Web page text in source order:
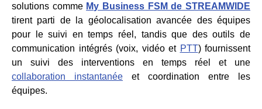
solutions comme My Business FSM de STREAMWIDE
tirent parti de la géolocalisation avancée des équipes
pour le suivi en temps réel, tandis que des outils de
communication intégrés (voix, vidéo et PTT) fournissent
un suivi des interventions en temps réel et une
collaboration instantanée et coordination entre les
équipes.